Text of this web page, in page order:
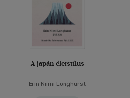
A japán életstílus
Erin Niimi Longhurst